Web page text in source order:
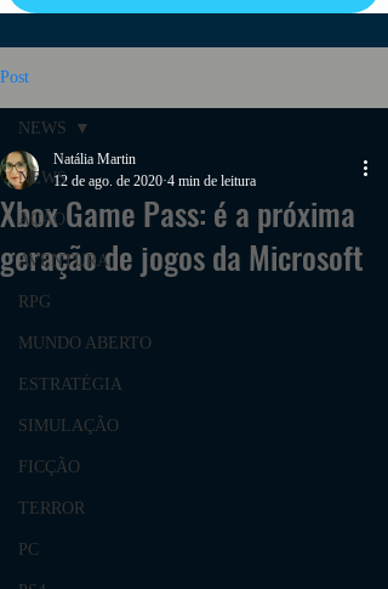
Post
NEWS
AÇÃO
AVENTURA
RPG
MUNDO ABERTO
ESTRATÉGIA
SIMULAÇÃO
FICÇÃO
TERROR
PC
NEWS
Xbox Game Pass: é a próxima
geração de jogos da Microsoft
Natália Martin
12 de ago. de 2020 4 min de leitura